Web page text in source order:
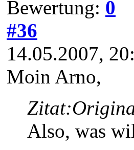
Bewertung: 0
#36
14.05.2007,
Moin Arno,
Zitat:
Also, was